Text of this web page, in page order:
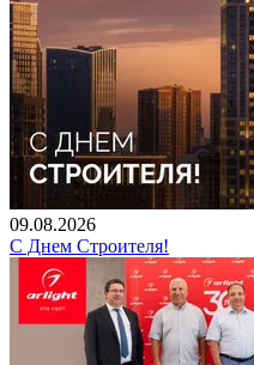
09.08.2026
С Днем Строителя!